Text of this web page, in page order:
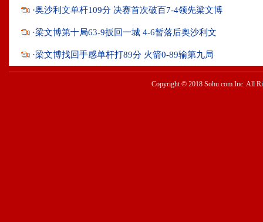
·奥沙利文单杆109分 决赛首次破百7-4领先梁文博
·梁文博第十局63-9扳回一城 4-6暂落后奥沙利文
·梁文博找回手感单杆打89分 火箭0-89输第九局
Copyright © 2018 Sohu.com Inc. All